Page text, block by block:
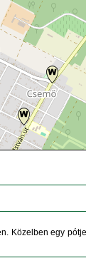
Közelben egy